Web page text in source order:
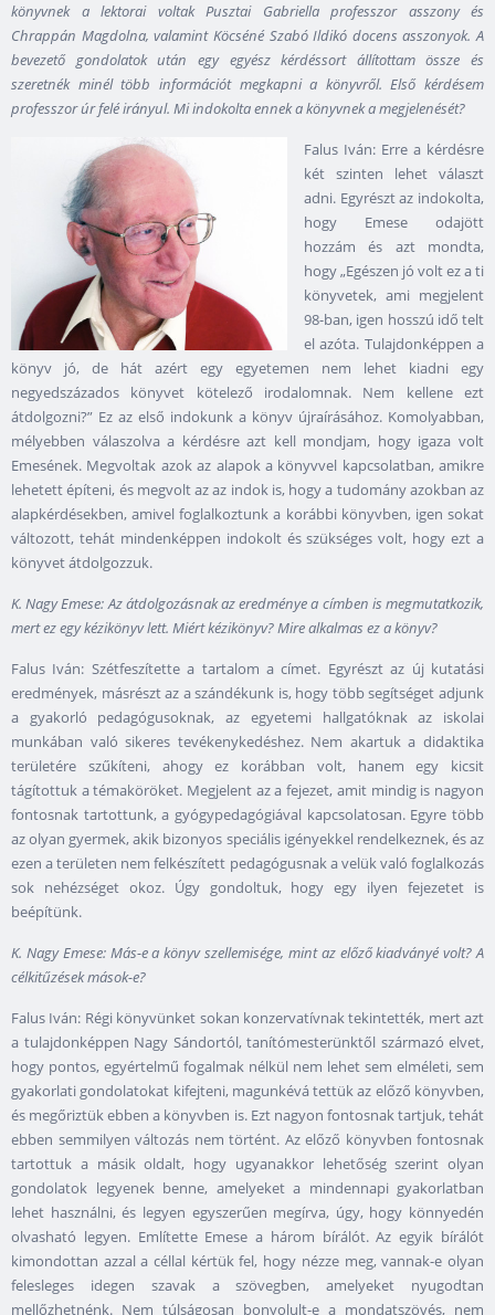
könyvnek a lektorai voltak Pusztai Gabriella professzor asszony és
Chrappán Magdolna, valamint Köcséné Szabó Ildikó docens asszonyok. A
bevezető gondolatok után egy egyész kérdéssort állítottam össze és
szeretnék minél több információt megkapni a könyvről. Első kérdésem
professzor úr felé irányul. Mi indokolta ennek a könyvnek a megjelenését?
Falus Iván: Erre a kérdésre
két szinten lehet választ
adni. Egyrészt az indokolta,
hogy Emese odajött
hozzám és azt mondta,
hogy „Egészen jó volt ez a ti
könyvetek, ami megjelent
98-ban, igen hosszú idő telt
el azóta. Tulajdonképpen a
könyv jó, de hát azért egy egyetemen nem lehet kiadni egy
negyedszázados könyvet kötelező irodalomnak. Nem kellene ezt
átdolgozni?” Ez az első indokunk a könyv újraírásához. Komolyabban,
mélyebben válaszolva a kérdésre azt kell mondjam, hogy igaza volt
Emesének. Megvoltak azok az alapok a könyvvel kapcsolatban, amikre
lehetett építeni, és megvolt az az indok is, hogy a tudomány azokban az
alapkérdésekben, amivel foglalkoztunk a korábbi könyvben, igen sokat
változott, tehát mindenképpen indokolt és szükséges volt, hogy ezt a
könyvet átdolgozzuk.
K. Nagy Emese: Az átdolgozásnak az eredménye a címben is megmutatkozik,
mert ez egy kézikönyv lett. Miért kézikönyv? Mire alkalmas ez a könyv?
Falus Iván: Szétfeszítette a tartalom a címet. Egyrészt az új kutatási
eredmények, másrészt az a szándékunk is, hogy több segítséget adjunk
a gyakorló pedagógusoknak, az egyetemi hallgatóknak az iskolai
munkában való sikeres tevékenykedéshez. Nem akartuk a didaktika
területére szűkíteni, ahogy ez korábban volt, hanem egy kicsit
tágítottuk a témaköröket. Megjelent az a fejezet, amit mindig is nagyon
fontosnak tartottunk, a gyógypedagógiával kapcsolatosan. Egyre több
az olyan gyermek, akik bizonyos speciális igényekkel rendelkeznek, és az
ezen a területen nem felkészített pedagógusnak a velük való foglalkozás
sok nehézséget okoz. Úgy gondoltuk, hogy egy ilyen fejezetet is
beépítünk.
K. Nagy Emese: Más-e a könyv szellemisége, mint az előző kiadványé volt? A
célkitűzések mások-e?
Falus Iván: Régi könyvünket sokan konzervatívnak tekintették, mert azt
a tulajdonképpen Nagy Sándortól, tanítómesterünktől származó elvet,
hogy pontos, egyértelmű fogalmak nélkül nem lehet sem elméleti, sem
gyakorlati gondolatokat kifejteni, magunkévá tettük az előző könyvben,
és megőriztük ebben a könyvben is. Ezt nagyon fontosnak tartjuk, tehát
ebben semmilyen változás nem történt. Az előző könyvben fontosnak
tartottuk a másik oldalt, hogy ugyanakkor lehetőség szerint olyan
gondolatok legyenek benne, amelyeket a mindennapi gyakorlatban
lehet használni, és legyen egyszerűen megírva, úgy, hogy könnyedén
olvasható legyen. Említette Emese a három bírálót. Az egyik bírálót
kimondottan azzal a céllal kértük fel, hogy nézze meg, vannak-e olyan
felesleges idegen szavak a szövegben, amelyeket nyugodtan
mellőzhetnénk. Nem túlságosan bonyolult-e a mondatszövés, nem